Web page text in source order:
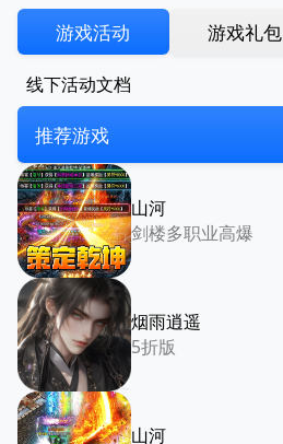
游戏活动 游戏礼包
线下活动文档
推荐游戏
山河
剑楼多职业高爆
烟雨逍遥
5折版
山河